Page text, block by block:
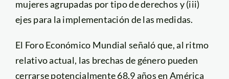
mujeres agrupadas por tipo de derechos y (iii)
ejes para la implementación de las medidas.
El Foro Económico Mundial señaló que, al ritmo
relativo actual, las brechas de género pueden
cerrarse potencialmente 68,9 años en América